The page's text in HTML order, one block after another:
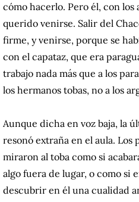
cómo hacerlo. Pero él, con los
querido venirse. Salir del
firme, y venirse, porque se
con el capataz, que era
trabajo nada más que a los
los hermanos tobas, no a los
Aunque dicha en voz baja, la
resonó extraña en el aula. Los
miraron al toba como si
algo fuera de lugar, o como si
descubrir en él una cualidad